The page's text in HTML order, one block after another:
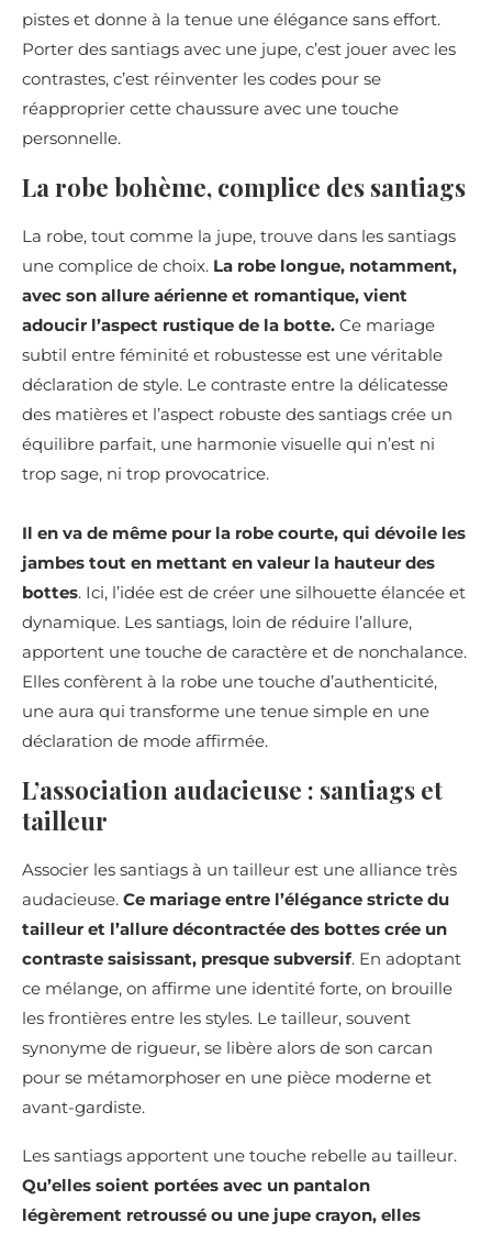
pistes et donne à la tenue une élégance sans effort.
Porter des santiags avec une jupe, c’est jouer avec les
contrastes, c’est réinventer les codes pour se
réapproprier cette chaussure avec une touche
personnelle.
La robe bohème, complice des santiags
La robe, tout comme la jupe, trouve dans les santiags
une complice de choix. La robe longue, notamment,
avec son allure aérienne et romantique, vient
adoucir l’aspect rustique de la botte. Ce mariage
subtil entre féminité et robustesse est une véritable
déclaration de style. Le contraste entre la délicatesse
des matières et l’aspect robuste des santiags crée un
équilibre parfait, une harmonie visuelle qui n’est ni
trop sage, ni trop provocatrice.
Il en va de même pour la robe courte, qui dévoile les
jambes tout en mettant en valeur la hauteur des
bottes. Ici, l’idée est de créer une silhouette élancée et
dynamique. Les santiags, loin de réduire l’allure,
apportent une touche de caractère et de nonchalance.
Elles confèrent à la robe une touche d’authenticité,
une aura qui transforme une tenue simple en une
déclaration de mode affirmée.
L’association audacieuse : santiags et
tailleur
Associer les santiags à un tailleur est une alliance très
audacieuse. Ce mariage entre l’élégance stricte du
tailleur et l’allure décontractée des bottes crée un
contraste saisissant, presque subversif. En adoptant
ce mélange, on affirme une identité forte, on brouille
les frontières entre les styles. Le tailleur, souvent
synonyme de rigueur, se libère alors de son carcan
pour se métamorphoser en une pièce moderne et
avant-gardiste.
Les santiags apportent une touche rebelle au tailleur.
Qu’elles soient portées avec un pantalon
légèrement retroussé ou une jupe crayon, elles